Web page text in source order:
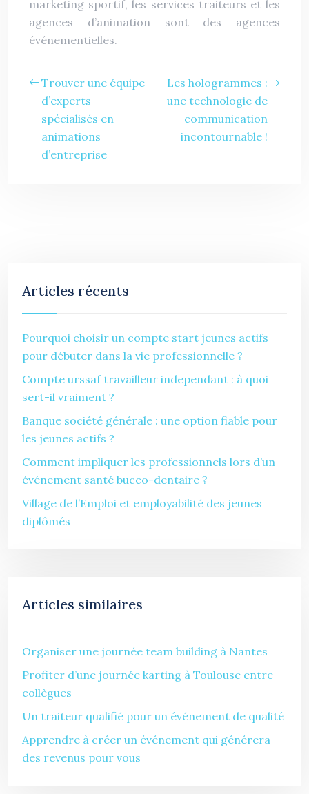
marketing sportif, les services traiteurs et les
agences d’animation sont des agences
événementielles.
Trouver une équipe
d’experts
spécialisés en
animations
d’entreprise
Les hologrammes :
une technologie de
communication
incontournable !
Articles récents
Pourquoi choisir un compte start jeunes actifs
pour débuter dans la vie professionnelle ?
Compte urssaf travailleur independant : à quoi
sert-il vraiment ?
Banque société générale : une option fiable pour
les jeunes actifs ?
Comment impliquer les professionnels lors d’un
événement santé bucco-dentaire ?
Village de l’Emploi et employabilité des jeunes
diplômés
Articles similaires
Organiser une journée team building à Nantes
Profiter d’une journée karting à Toulouse entre
collègues
Un traiteur qualifié pour un événement de qualité
Apprendre à créer un événement qui générera
des revenus pour vous